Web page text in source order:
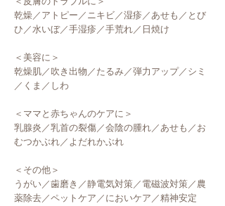
乾燥／アトピー／ニキビ／湿疹／あせも／とび
ひ／水いぼ／手湿疹／手荒れ／日焼け
＜美容に＞
乾燥肌／吹き出物／たるみ／弾力アップ／シミ
／くま／しわ
＜ママと赤ちゃんのケアに＞
乳腺炎／乳首の裂傷／会陰の腫れ／あせも／お
むつかぶれ／ よだれかぶれ
＜その他＞
うがい／歯磨き／静電気対策／電磁波対策／農
薬除去／ペットケア／においケア／精神安定